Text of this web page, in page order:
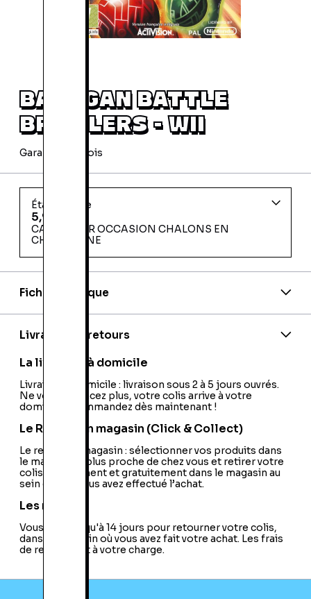
BAKUGAN BATTLE
BRAWLERS - WII
Garantie 24 mois
État d'usage
5,99 €
CARREFOUR OCCASION CHALONS EN
CHAMPAGNE
Fiche technique
Code barre 2:5030917075742
Code barre 3:5030917077289
Nom de l'éditeur:Activision
Nationalité:France
Code EAN:
23800035891
Livraison et retours
La livraison à domicile
Livraison à domicile : livraison sous 2 à 5 jours ouvrés.
Ne vous déplacez plus, votre colis arrive à votre
domicile ! Commandez dès maintenant !
Le Retrait en magasin (Click & Collect)
Le retrait en magasin : sélectionner vos produits dans
le magasin le plus proche de chez vous et retirer votre
colis directement et gratuitement dans le magasin au
sein duquel vous avez effectué l’achat.
Les retours
Vous avez jusqu'à 14 jours pour retourner votre colis,
dans le magasin où vous avez fait votre achat. Les frais
de retour sont à votre charge.